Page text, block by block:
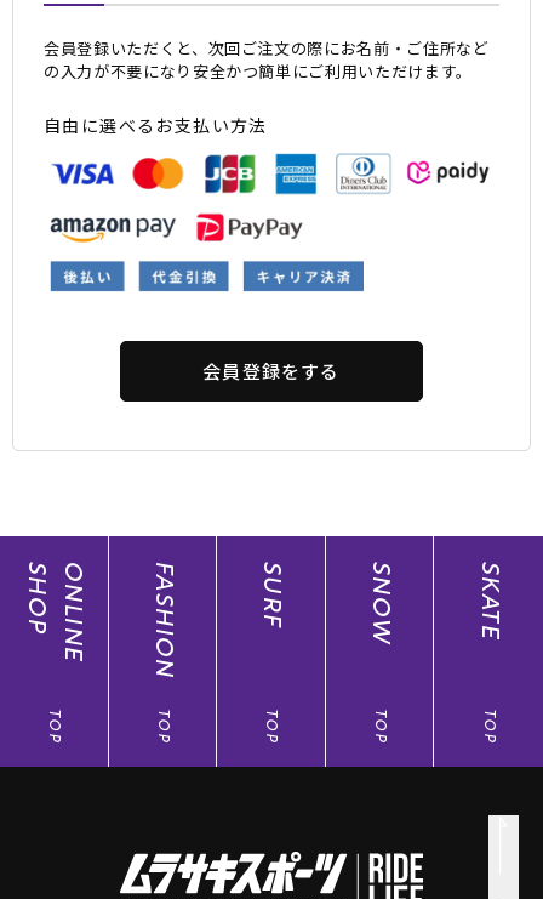
ムラサキスポーツ 公式アプリ
ポイント・クーポンもこのアプリで！
会員登録いただくと、次回ご注文の際にお名前・ご住所など
の入力が不要になり安全かつ簡単にご利用いただけます。
自由に選べるお支払い方法
会員登録をする
ONLINE
SHOP
TOP
FASHION
TOP
SURF
TOP
SNOW
TOP
SKATE
TOP